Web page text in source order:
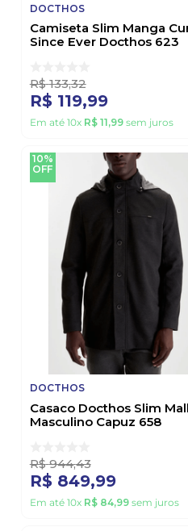
DOCTHOS
Camiseta Slim Manga
Since Ever Docthos 623
R$ 133,32
R$ 119,99
Em até 10x R$ 11,99sem juros
10%
OFF
DOCTHOS
Casaco Docthos Slim
Masculino Capuz 658
R$ 944,43
R$ 849,99
Em até 10x R$ 84,99sem juros